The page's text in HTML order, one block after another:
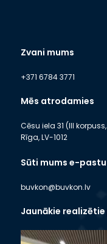
Zvani mums
+371 6784 3771
Mēs atrodamies
Cēsu iela 31 (III
Rīga, LV-1012
Sūti mums e-pastu
buvkon@buvkon.lv
Jaunākie